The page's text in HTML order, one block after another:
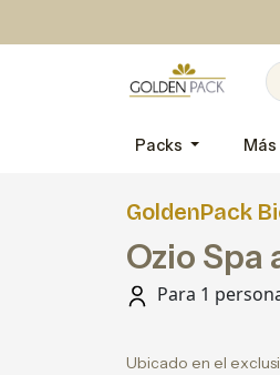
Packs
GoldenPack
Ozio Spa
Para 1
Ubicado en el